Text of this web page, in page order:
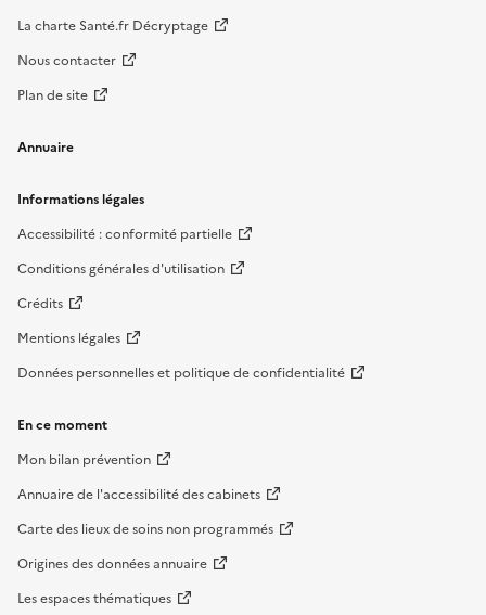
La charte Santé.fr Décryptage
Nous contacter
Plan de site
Annuaire
Informations légales
Accessibilité : conformité partielle
Conditions générales d'utilisation
Crédits
Mentions légales
Données personnelles et politique de confidentialité
En ce moment
Mon bilan prévention
Annuaire de l'accessibilité des cabinets
Carte des lieux de soins non programmés
Origines des données annuaire
Les espaces thématiques